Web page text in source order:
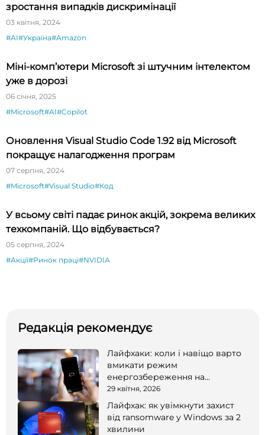
зростання випадків дискримінації
03 квітня, 2024
#AI#Україна#Amazon
Міні-комп’ютери Microsoft зі штучним інтелектом
уже в дорозі
06 січня, 2025
#Microsoft#AI#Copilot
Оновлення Visual Studio Code 1.92 від Microsoft
покращує налагодження програм
07 серпня, 2024
#Microsoft#Visual Studio#Код
У всьому світі падає ринок акцій, зокрема великих
техкомпаній. Що відбувається?
05 серпня, 2024
#Акції#Ринок праці#NVIDIA
Редакція рекомендує
Лайфхаки: коли і навіщо варто
вмикати режим
енергозбереження на
смартфоні
29 квітня, 2026
Лайфхак: як увімкнути захист
від ransomware у Windows за 2
хвилини